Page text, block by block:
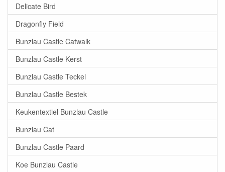
Delicate Bird
Dragonfly Field
Bunzlau Castle Catwalk
Bunzlau Castle Kerst
Bunzlau Castle Teckel
Bunzlau Castle Bestek
Keukentextiel Bunzlau Castle
Bunzlau Cat
Bunzlau Castle Paard
Koe Bunzlau Castle